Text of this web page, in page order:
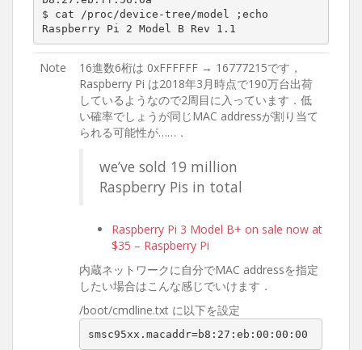
$ cat /proc/device-tree/model ;echo
Raspberry Pi 2 Model B Rev 1.1
Note
16進数6桁は 0xFFFFFF → 16777215です，
Raspberry Pi は2018年3月時点で190万台出荷
しているようなので2周目に入っています．低
い確率でしょうが同じMAC addressが割り当て
られる可能性が……．
we’ve sold 19 million
Raspberry Pis in total
Raspberry Pi 3 Model B+ on sale now at
$35 – Raspberry Pi
内蔵ネットワークに自分でMAC addressを指定
したい場合はこんな感じでいけます．
/boot/cmdline.txt に以下を設定
smsc95xx.macaddr=b8:27:eb:00:00:00